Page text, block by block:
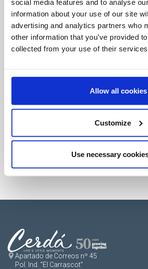
social media features and to analyse
information about your use of our site
advertising and analytics partners who
other information that you’ve provided
collected from your use of their
Allow all cookies
Customize
Use necessary
click.
Apartado de Correos nº 45
Pol. Ind. "El Carrascot"